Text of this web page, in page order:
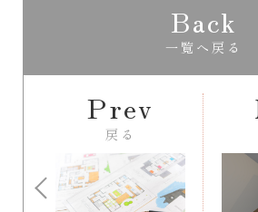
Prev
戻る
Back
一覧へ戻る